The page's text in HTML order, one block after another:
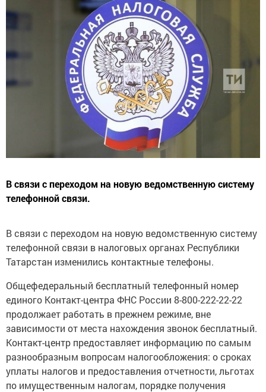
В связи с переходом на новую ведомственную систему
телефонной связи.
В связи с переходом на новую ведомственную систему
телефонной связи в налоговых органах Республики
Татарстан изменились контактные телефоны.
Общефедеральный бесплатный телефонный номер
единого Контакт-центра ФНС России 8-800-222-22-22
продолжает работать в прежнем режиме, вне
зависимости от места нахождения звонок бесплатный.
Контакт-центр предоставляет информацию по самым
разнообразным вопросам налогообложения: о сроках
уплаты налогов и предоставления отчетности, льготах
по имущественным налогам, порядке получения